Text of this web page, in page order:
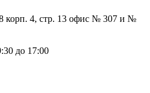
корп. 4, стр. 13 офис № 307 и №
до 17:00